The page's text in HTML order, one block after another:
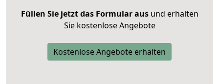
Füllen Sie jetzt das Formular ausund erhalten
Sie kostenlose Angebote
Kostenlose Angebote erhalten